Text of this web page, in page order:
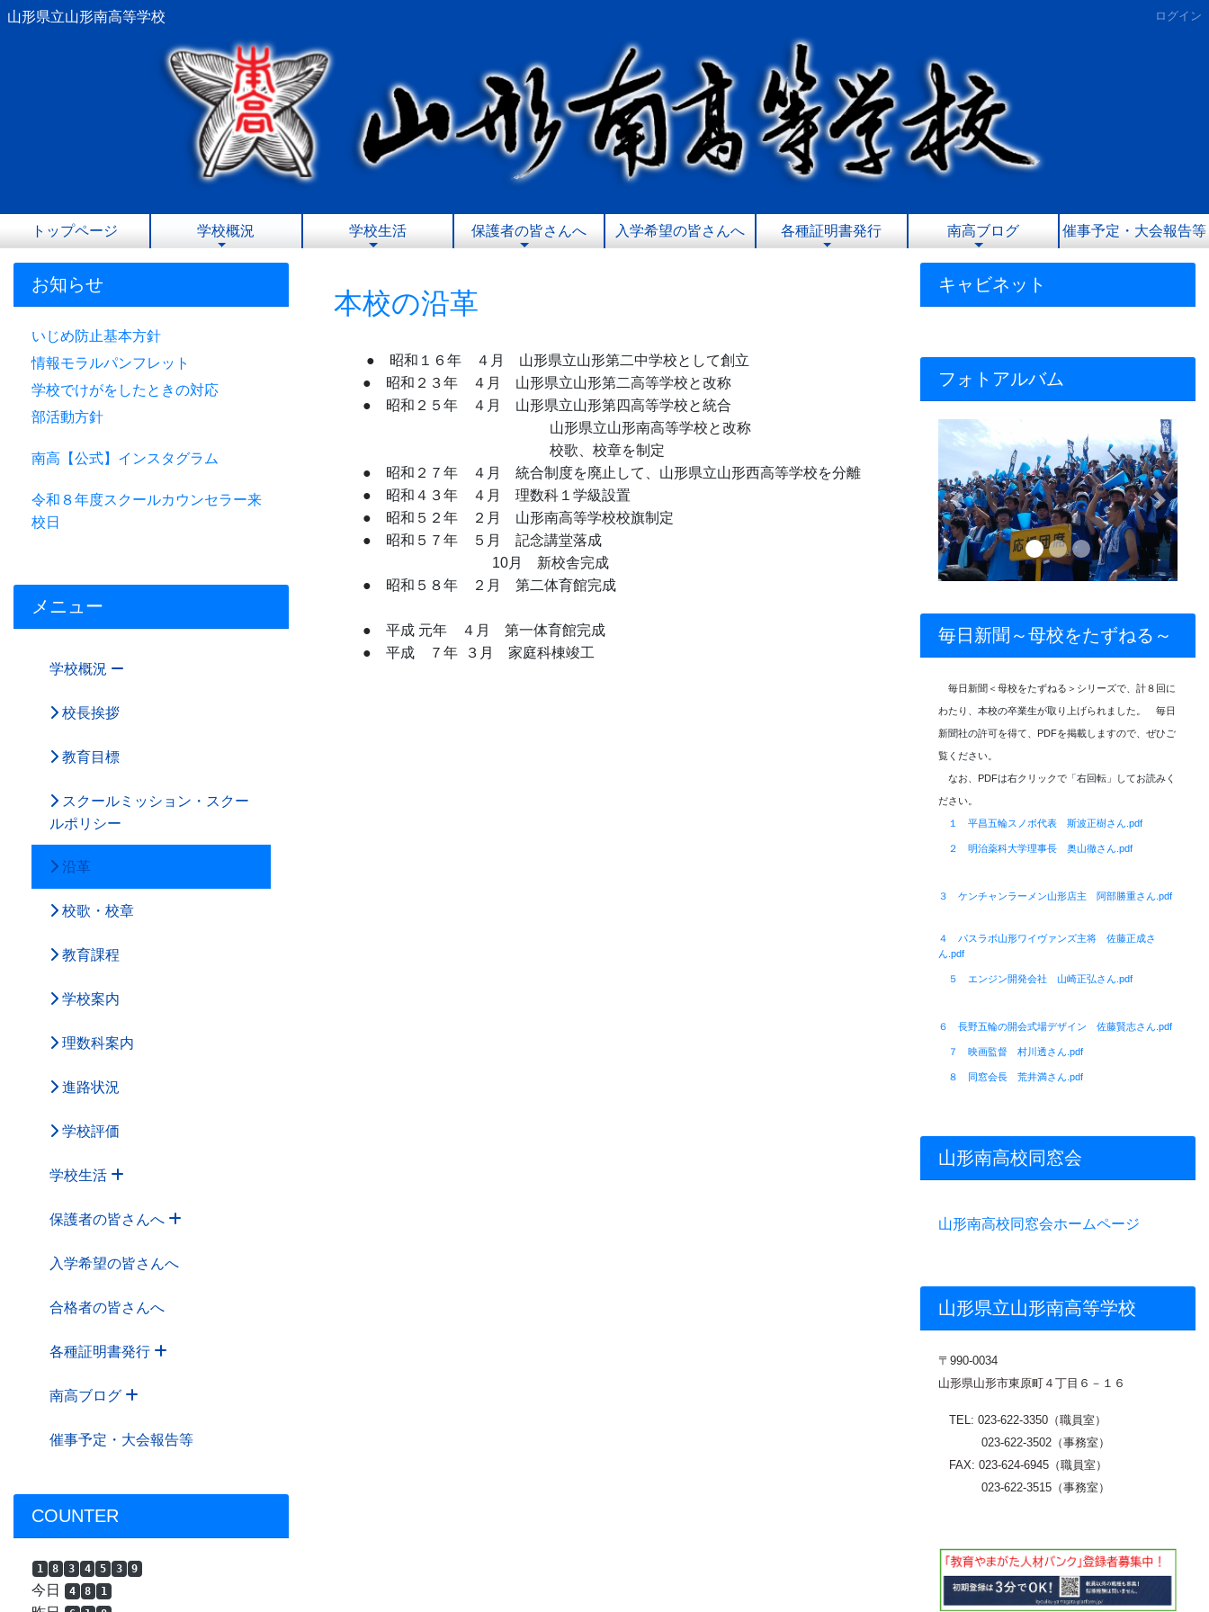
山形県立山形南高等学校 ログイン
トップページ 学校概況 学校生活 保護者の皆さんへ 入学希望の皆さんへ 各種証明書発行 南高ブログ 催事予定・大会報告等
お知らせ
いじめ防止基本方針
情報モラルパンフレット
学校でけがをしたときの対応
部活動方針
南高【公式】インスタグラム
令和８年度スクールカウンセラー来
校日
メニュー
学校概況
校長挨拶
教育目標
スクールミッション・スクー
ルポリシー
沿革
校歌・校章
教育課程
学校案内
理数科案内
進路状況
学校評価
学校生活
保護者の皆さんへ
入学希望の皆さんへ
合格者の皆さんへ
各種証明書発行
南高ブログ
催事予定・大会報告等
COUNTER
1 8 3 4 5 3 9
今日 4 8 1
本校の沿革
● 昭和１６ 年 ４月 山形県立山形第二中学校として創立
● 昭和２３年 ４月 山形県立山形第二高等学校と改称
● 昭和２５年 ４月 山形県立山形第四高等学校と統合
山形県立山形南高等学校と改称
校歌、校章を制定
● 昭和２７年 ４月 統合制度を廃止して、山形県立山形西高等学校を分離
● 昭和４３年 ４月 理数科１学級設置
● 昭和５２年 ２月 山形南高等学校校旗制定
● 昭和５７年 ５月 記念講堂落成
10月 新校舎完成
● 昭和５８年 ２月 第二体育館完成
● 平成 元年 ４月 第一体育館完成
● 平成 ７年 ３月 家庭科棟竣工
キャビネット
フォトアルバム
Previous Next
毎日新聞～母校をたずねる～
毎日新聞＜母校をたずねる＞シリーズで、計８回に
わたり、本校の卒業生が取り上げられました。 毎日
新聞社の許可を得て、PDFを掲載しますので、ぜひご
覧ください。
なお、PDFは右クリックで「右回転」してお読みく
ださい。
１ 平昌五輪スノボ代表 斯波正樹さん.pdf
２ 明治薬科大学理事長 奥山徹さん.pdf
３ ケンチャンラーメン山形店主 阿部勝重さん.pdf
４ パスラボ山形ワイヴァンズ主将 佐藤正成さ
ん.pdf
５ エンジン開発会社 山崎正弘さん.pdf
６ 長野五輪の開会式場デザイン 佐藤賢志さん.pdf
７ 映画監督 村川透さん.pdf
８ 同窓会長 荒井満さん.pdf
山形南高校同窓会
山形南高校同窓会ホームページ
山形県立山形南高等学校
〒 990-0034
山形県山形市東原町４丁目６－１６
TEL: 023-622-3350（職員室）
023-622-3502（事務室）
FAX: 023-624-6945（職員室）
023-622-3515（事務室）